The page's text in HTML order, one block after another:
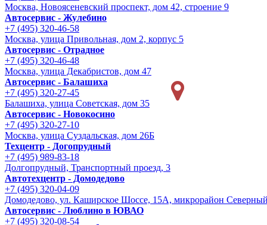
Москва, Новоясеневский проспект, дом 42, строение 9
Автосервис - Жулебино
+7 (495) 320-46-58
Москва, улица Привольная, дом 2, корпус 5
Автосервис - Отрадное
+7 (495) 320-46-48
Москва, улица Декабристов, дом 47
Автосервис - Балашиха
+7 (495) 320-27-45
Балашиха, улица Советская, дом 35
Автосервис - Новокосино
+7 (495) 320-27-10
Москва, улица Суздальская, дом 26Б
Техцентр - Догопрудный
+7 (495) 989-83-18
Долгопрудный, Транспортный проезд, 3
Автотехцентр - Домодедово
+7 (495) 320-04-09
Домодедово, ул. Каширское Шоссе, 15А, микрорайон
Автосервис - Люблино в ЮВАО
+7 (495) 320-08-54